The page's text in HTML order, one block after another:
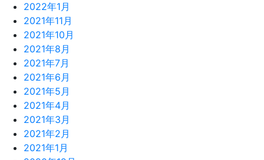
2022年1月
2021年11月
2021年10月
2021年8月
2021年7月
2021年6月
2021年5月
2021年4月
2021年3月
2021年2月
2021年1月